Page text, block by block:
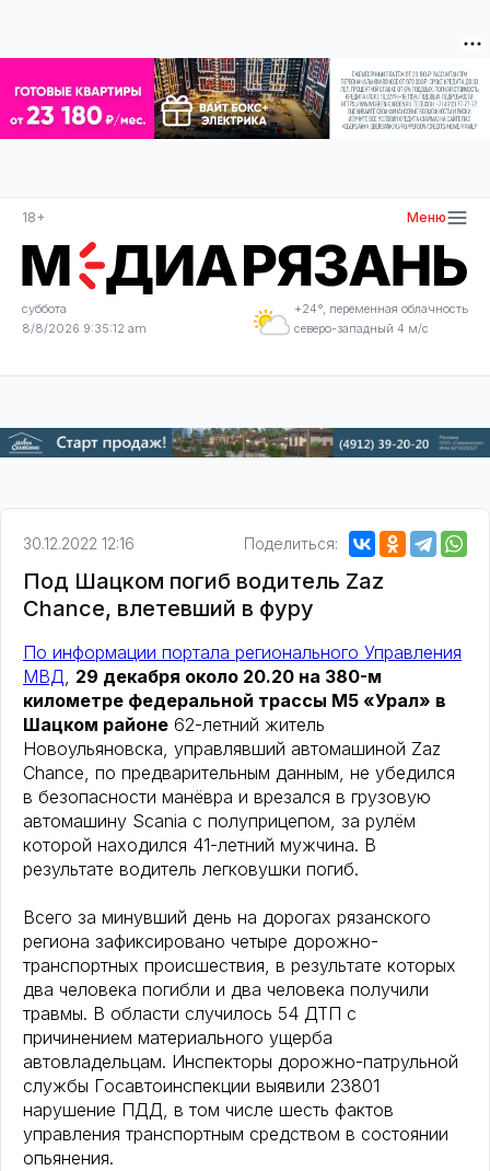
18+ Меню
суббота
8/8/2026 9:35:12 am
+24°, переменная облачность
северо-западный 4 м/с
30.12.2022 12:16 Поделиться:
Под Шацком погиб водитель Zaz
Chance, влетевший в фуру
По информации портала регионального Управления
МВД, 29 декабря около 20.20 на 380-м
километре федеральной трассы М5 «Урал» в
Шацком районе 62-летний житель
Новоульяновска, управлявший автомашиной Zaz
Chance, по предварительным данным, не убедился
в безопасности манёвра и врезался в грузовую
автомашину Scania с полуприцепом, за рулём
которой находился 41-летний мужчина. В
результате водитель легковушки погиб.
Всего за минувший день на дорогах рязанского
региона зафиксировано четыре дорожно-
транспортных происшествия, в результате которых
два человека погибли и два человека получили
травмы. В области случилось 54 ДТП с
причинением материального ущерба
автовладельцам. Инспекторы дорожно-патрульной
службы Госавтоинспекции выявили 23801
нарушение ПДД, в том числе шесть фактов
управления транспортным средством в состоянии
опьянения.